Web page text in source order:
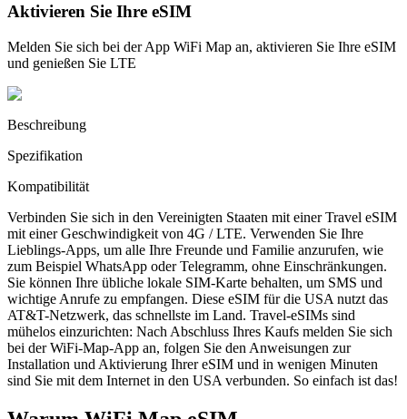
Aktivieren Sie Ihre eSIM
Melden Sie sich bei der App WiFi Map an, aktivieren Sie Ihre eSIM
und genießen Sie LTE
Beschreibung
Spezifikation
Kompatibilität
Verbinden Sie sich in den Vereinigten Staaten mit einer Travel eSIM
mit einer Geschwindigkeit von 4G / LTE. Verwenden Sie Ihre
Lieblings-Apps, um alle Ihre Freunde und Familie anzurufen, wie
zum Beispiel WhatsApp oder Telegramm, ohne Einschränkungen.
Sie können Ihre übliche lokale SIM-Karte behalten, um SMS und
wichtige Anrufe zu empfangen. Diese eSIM für die USA nutzt das
AT&T-Netzwerk, das schnellste im Land. Travel-eSIMs sind
mühelos einzurichten: Nach Abschluss Ihres Kaufs melden Sie sich
bei der WiFi-Map-App an, folgen Sie den Anweisungen zur
Installation und Aktivierung Ihrer eSIM und in wenigen Minuten
sind Sie mit dem Internet in den USA verbunden. So einfach ist das!